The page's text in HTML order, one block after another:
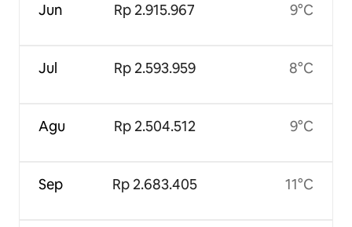
Jun
Jul
Agu
Sep
Rp 2.915.967
Rp 2.593.959
Rp 2.504.512
Rp 2.683.405
9°C
8°C
9°C
11°C